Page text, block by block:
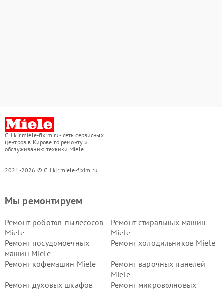
СЦ kir.miele-fixim.ru - сеть сервисных
центров в Кирове по ремонту и
обслуживанию техники Miele
2021-2026 © СЦ kir.miele-fixim.ru
Мы ремонтируем
Ремонт роботов-пылесосов
Miele
Ремонт стиральных машин
Miele
Ремонт посудомоечных
машин Miele
Ремонт холодильников Miele
Ремонт кофемашин Miele
Ремонт варочных панелей
Miele
Ремонт духовых шкафов
Ремонт микроволновых